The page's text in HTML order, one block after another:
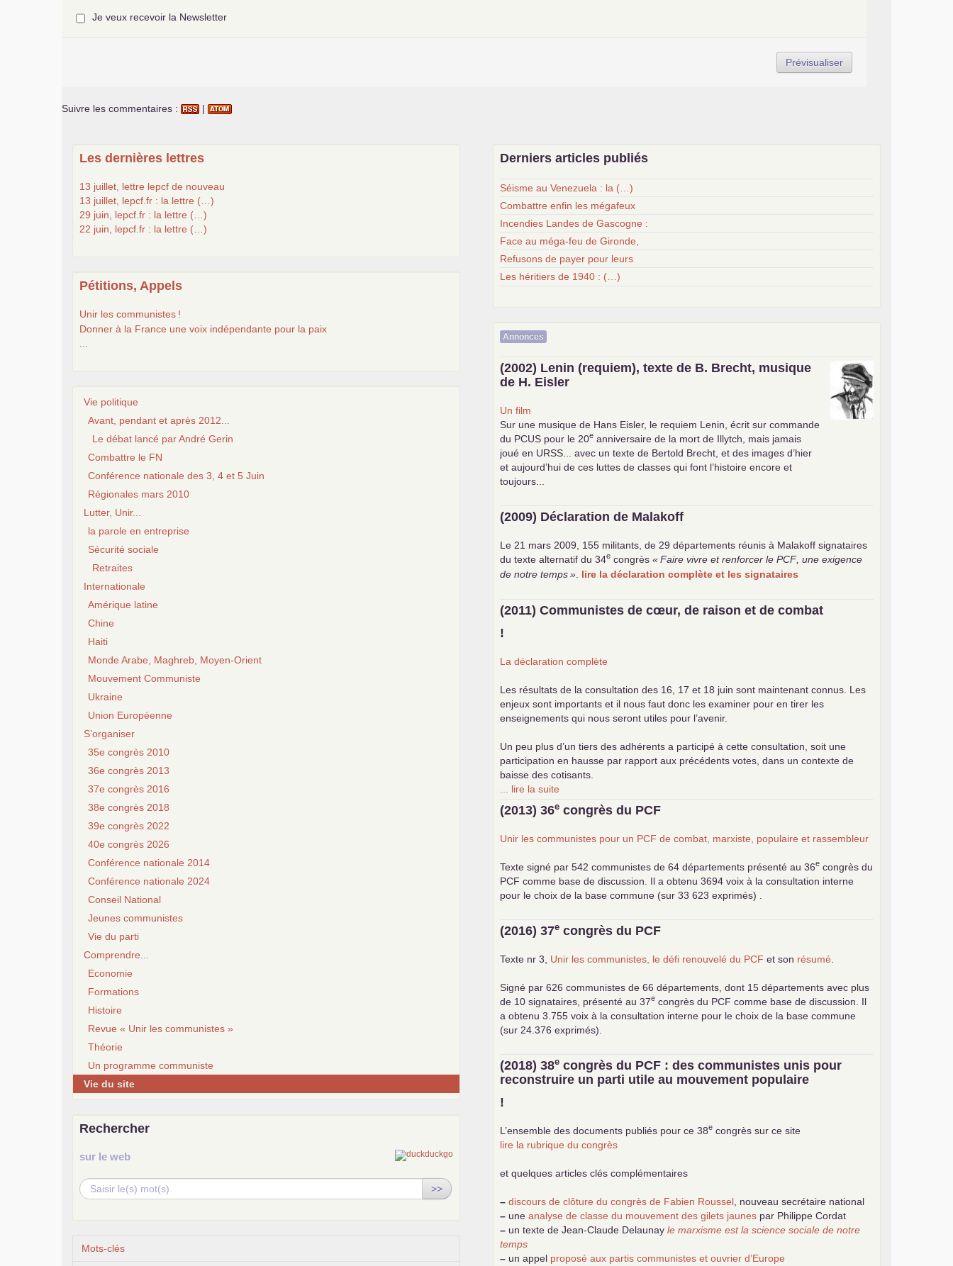
Je veux recevoir la Newsletter
Suivre les commentaires : |
Les dernières lettres
13 juillet, lettre lepcf de nouveau
13 juillet, lepcf.fr : la lettre (…)
29 juin, lepcf.fr : la lettre (…)
22 juin, lepcf.fr : la lettre (…)
Pétitions, Appels
Unir les communistes !
Donner à la France une voix indépendante pour la paix
Vie politique
Avant, pendant et après 2012...
Le débat lancé par André Gerin
Combattre le FN
Conférence nationale des 3, 4 et 5 Juin
Régionales mars 2010
Lutter, Unir...
la parole en entreprise
Sécurité sociale
Retraites
Internationale
Amérique latine
Chine
Haiti
Monde Arabe, Maghreb, Moyen-Orient
Mouvement Communiste
Ukraine
Union Européenne
S’organiser
35e congrès 2010
36e congrès 2013
37e congrès 2016
38e congrès 2018
39e congrès 2022
40e congrès 2026
Conférence nationale 2014
Conférence nationale 2024
Conseil National
Jeunes communistes
Vie du parti
Comprendre...
Economie
Formations
Histoire
Revue « Unir les communistes »
Théorie
Un programme communiste
Vie du site
Rechercher
sur le web
>>
Mots-clés
Derniers articles publiés
Séisme au Venezuela : la (…)
Combattre enfin les mégafeux
Incendies Landes de Gascogne :
Face au méga-feu de Gironde,
Refusons de payer pour leurs
Les héritiers de 1940 : (…)
Annonces
(2002) Lenin (requiem), texte de B. Brecht, musique
de H. Eisler
Un film
Sur une musique de Hans Eisler, le requiem Lenin, écrit sur commande
du PCUS pour le 20e anniversaire de la mort de Illytch, mais jamais
joué en URSS ... avec un texte de Bertold Brecht, et des images d’hier
et aujourd’hui de ces luttes de classes qui font l’histoire encore et
toujours...
(2009) Déclaration de Malakoff
Le 21 mars 2009, 155 militants, de 29 départements réunis à Malakoff signataires
du texte alternatif du 34e congrès « Faire vivre et renforcer lePCF , une exigence
de notre temps » lire la déclaration complète et les signataires
(2011) Communistes de cœur, de raison et de combat
!
La déclaration complète
Les résultats de la consultation des 16, 17 et 18 juin sont maintenant connus. Les
enjeux sont importants et il nous faut donc les examiner pour en tirer les
enseignements qui nous seront utiles pour l’avenir.
Un peu plus d’un tiers des adhérents a participé à cette consultation, soit une
participation en hausse par rapport aux précédents votes, dans un contexte de
baisse des cotisants.
... lire la suite
(2013) 36e congrès du PCF
Unir les communistes pour un PCF de combat, marxiste, populaire et rassembleur
Texte signé par 542 communistes de 64 départements présenté au 36e congrès du
PCF comme base de discussion. Il a obtenu 3694 voix à la consultation interne
pour le choix de la base commune (sur 33 623 exprimés) .
(2016) 37e congrès du PCF
Texte nr 3, Unir les communistes, le défi renouvelé du PCF et son résumé
Signé par 626 communistes de 66 départements, dont 15 départements avec plus
de 10 signataires, présenté au 37e congrès du PCF comme base de discussion. Il
a obtenu 3.755 voix à la consultation interne pour le choix de la base commune
(sur 24.376 exprimés).
(2018) 38e congrès du PCF : des communistes unis pour
reconstruire un parti utile au mouvement populaire
!
L’ensemble des documents publiés pour ce 38e congrès sur ce site
lire la rubrique du congrès
et quelques articles clés complémentaires
– discours de clôture du congrès de Fabien Roussel , nouveau secrétaire national
– uneanalyse de classe du mouvement des gilets jaunes par Philippe Cordat
– un texte de Jean-Claude Delaunayle marxisme est la science sociale de notre
temps
– un appel proposé aux partis communistes et ouvrier d’Europe